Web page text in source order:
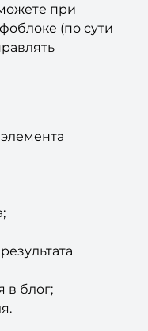
при
(по сути
в блог;